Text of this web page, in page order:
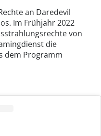
an Daredevil
Im Frühjahr 2022
von
die
dem Programm